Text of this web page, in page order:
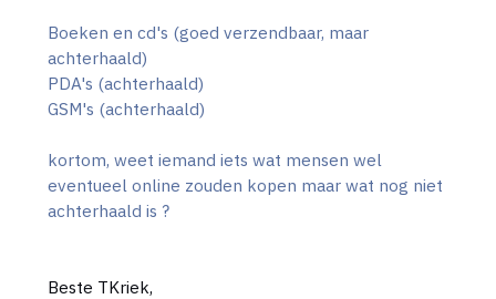
Boeken en cd's (goed verzendbaar, maar
achterhaald)
PDA's (achterhaald)
GSM's (achterhaald)
kortom, weet iemand iets wat mensen wel
eventueel online zouden kopen maar wat nog niet
achterhaald is ?
Beste TKriek,